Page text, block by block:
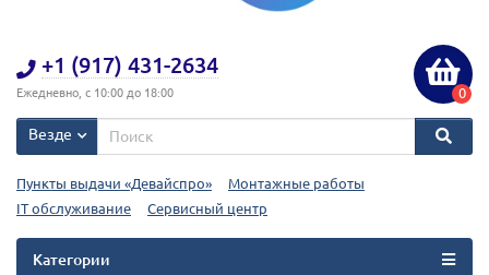
+1 (917) 431-2634
Ежедневно, с 10:00 до 18:00 0
Везде
Пункты выдачи «Девайспро»
Монтажные работы
IT обслуживание
Сервисный центр
Категории